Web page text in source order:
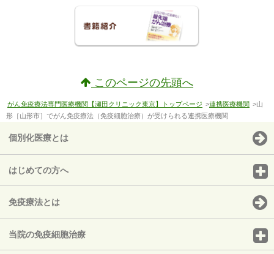
このページの先頭へ
がん免疫療法専門医療機関【瀬田クリニック東京】トップページ >連携医療機関 >山
形［山形市］でがん免疫療法（免疫細胞治療）が受けられる連携医療機関
個別化医療とは
はじめての方へ
免疫療法とは
当院の免疫細胞治療